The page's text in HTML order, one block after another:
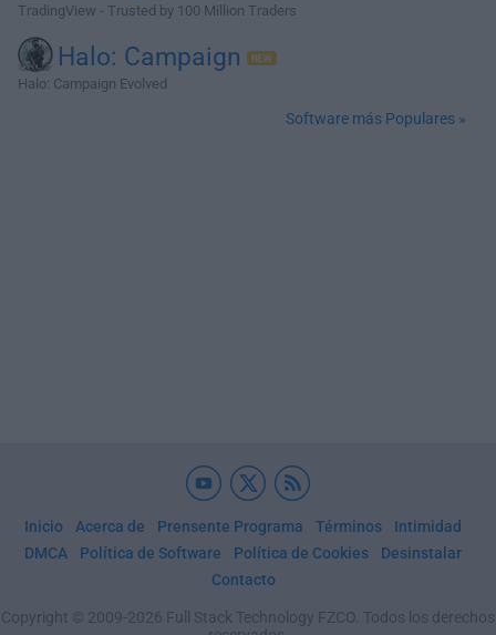
TradingView - Trusted by 100 Million Traders
Halo: Campaign
Halo: Campaign Evolved
Software más Populares »
Inicio Acerca de Prensente Programa Términos
Intimidad
DMCA
Política de Software Política de Cookies
Desinstalar
Contacto
Copyright © 2009-2026 Full Stack Technology FZCO. Todos los derechos